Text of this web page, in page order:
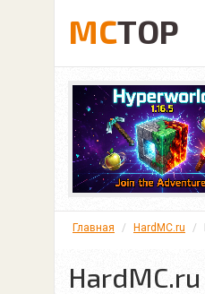
MCTOP
Главная HardMC.ru
HardMC.ru